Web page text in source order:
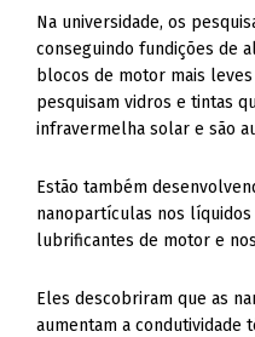
Na universidade, os
conseguindo fundições de
blocos de motor mais
pesquisam vidros e tintas
infravermelha solar e são
Estão também
nanopartículas nos
lubrificantes de motor e
Eles descobriram que as
aumentam a condutividade